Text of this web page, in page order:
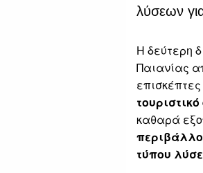
λύσεων
Η δεύτερη
Παιανίας
καθαρά
τύπου